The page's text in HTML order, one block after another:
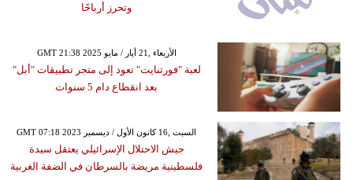
وتحرز أرباحًا
GMT 21:38 2025 الأربعاء ,21 أيار / مايو
لعبة "فورتنايت" تعود إلى متجر تطبيقات "أبل"
بعد انقطاع دام 5 سنوات
GMT 07:18 2023 السبت ,16 كانون الأول / ديسمبر
جيش الاحتلال الإسرائيلي يعتقل سيدة
فلسطينية مريضة بالسرطان في الضفة الغربية